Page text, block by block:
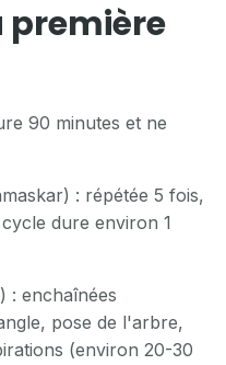
première
90 minutes et ne
: répétée 5 fois,
dure environ 1
: enchaînées
pose de l'arbre,
(environ 20-30